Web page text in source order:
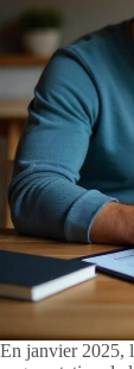
En janvier 2025,